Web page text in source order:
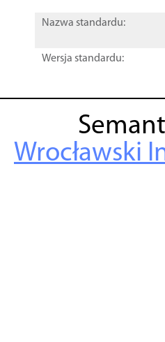
Nazwa standardu:
Wersja standardu:
Wrocławski